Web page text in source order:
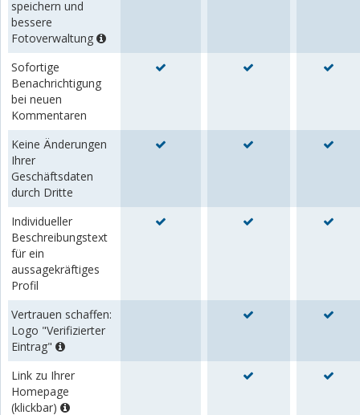
speichern und
bessere
Fotoverwaltung
Sofortige
Benachrichtigung
bei neuen
Kommentaren
Keine Änderungen
Ihrer
Geschäftsdaten
durch Dritte
Individueller
Beschreibungstext
für ein
aussagekräftiges
Profil
Vertrauen schaffen:
Logo "Verifizierter
Eintrag"
Link zu Ihrer
Homepage
(klickbar)